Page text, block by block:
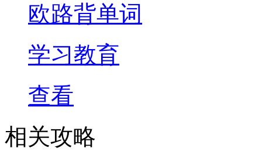
欧路背单词
学习教育
查看
相关攻略